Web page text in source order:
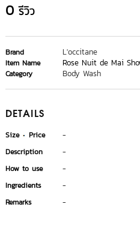
0 รีวิว
Brand L'occitane
Item Name Rose Nuit de Mai
Category Body Wash
DETAILS
Size Price
-
Description
-
How to use
-
Ingredients
-
Remarks
-